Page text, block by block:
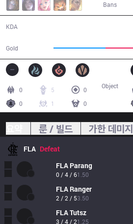
Bans
KDA
Gold
0 5
0
0
1 0
Object
룬 / 빌드 가한 데미지
FLA Defeat
FLA Parang
0 / 4 / 61.50
FLA Ranger
2 / 2 / 53.50
FLATutsz
3 / 4 / 21.25